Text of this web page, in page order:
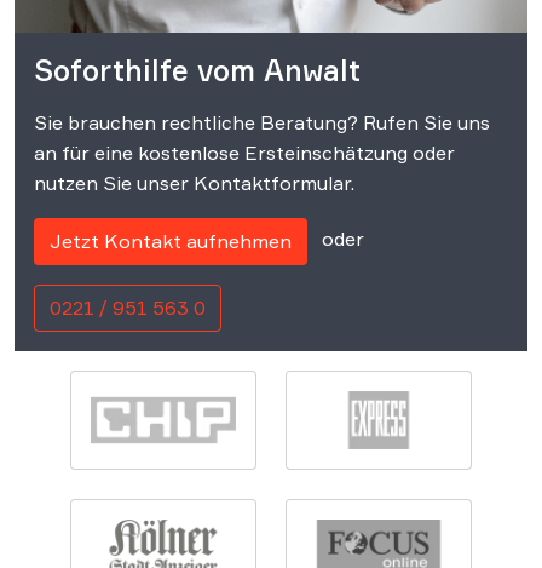
Soforthilfe vom Anwalt
Sie brauchen rechtliche Beratung? Rufen Sie uns
an für eine kostenlose Ersteinschätzung oder
nutzen Sie unser Kontaktformular.
Jetzt Kontakt aufnehmen oder
0221 / 951 563 0